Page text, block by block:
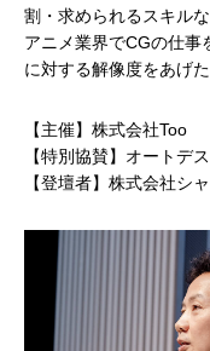
2025.06.10
AIと建築デザインの未
2025.12.18
割・求められるスキルな
アニメ業界でCGの仕事
に対する解像度をあげ
【主催】株式会社Too
【特別協賛】オートデ
【登壇者】株式会社シ